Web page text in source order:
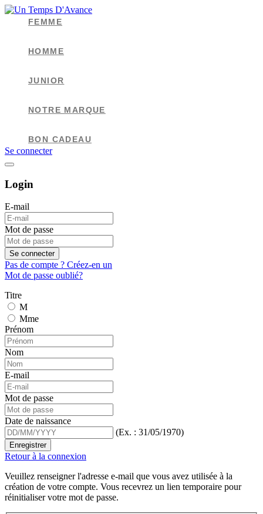
FEMME
HOMME
JUNIOR
NOTRE MARQUE
BON CADEAU
Se connecter
Login
E-mail
Mot de passe
Se connecter
Pas de compte ? Créez-en un
Mot de passe oublié?
Titre
M
Mme
Prénom
Nom
E-mail
Mot de passe
Date de naissance
(Ex. : 31/05/1970)
Enregistrer
Retour à la connexion
Veuillez renseigner l'adresse e-mail que vous avez utilisée à la
création de votre compte. Vous recevrez un lien temporaire pour
réinitialiser votre mot de passe.